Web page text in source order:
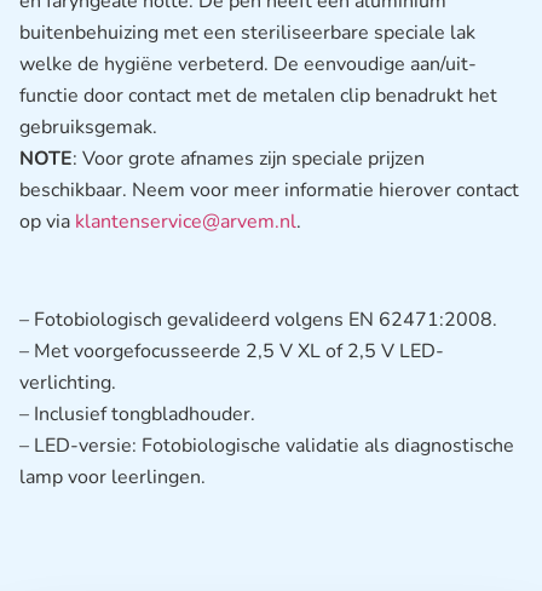
buitenbehuizing met een steriliseerbare speciale lak
welke de hygiëne verbeterd. De eenvoudige aan/uit-
functie door contact met de metalen clip benadrukt het
gebruiksgemak.
NOTE: Voor grote afnames zijn speciale prijzen
beschikbaar. Neem voor meer informatie hierover contact
op via klantenservice@arvem.nl.
– Fotobiologisch gevalideerd volgens EN 62471:2008.
– Met voorgefocusseerde 2,5 V XL of 2,5 V LED-
verlichting.
– Inclusief tongbladhouder.
– LED-versie: Fotobiologische validatie als diagnostische
lamp voor leerlingen.